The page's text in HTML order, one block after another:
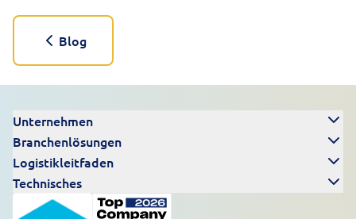
Blog
Unternehmen
Branchenlösungen
Logistikleitfaden
Technisches